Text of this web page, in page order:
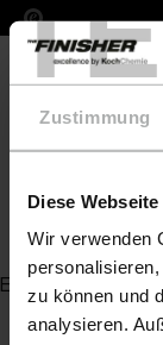
Zustimmung
Diese
Wir verwenden
zu können und
analysieren.
Es wurde kein